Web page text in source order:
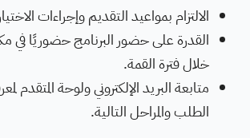
الالتزام بمواعيد التقديم وإجراءات
القدرة على حضور البرنامج حضوريًا في
خلال فترة القمة.
متابعة البريد الإلكتروني ولوحة المتقدم
الطلب والمراحل التالية.